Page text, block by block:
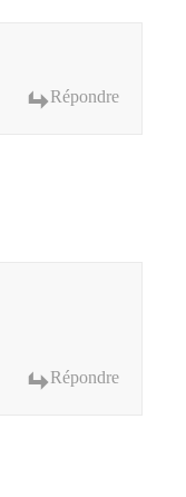
Répondre
Répondre